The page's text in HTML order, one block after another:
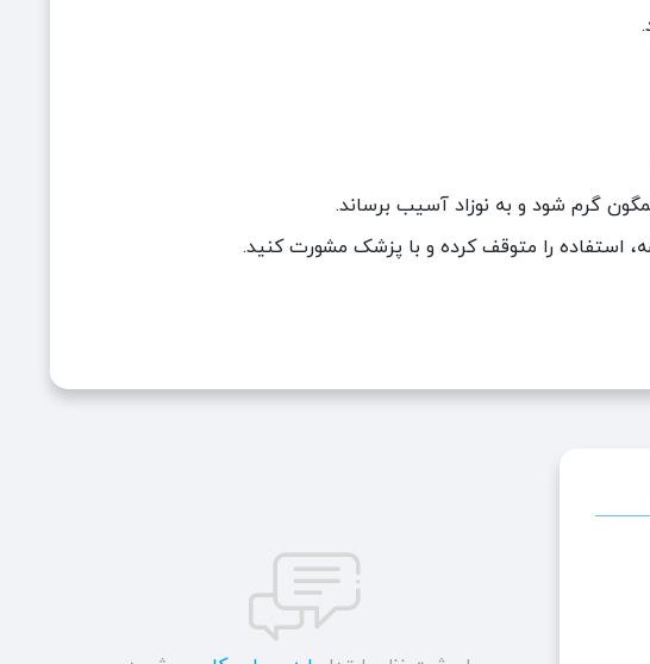
گرم شود و به نوزاد آسیب برساند.
استفاده را متوقف کرده و با پزشک مشورت کنید.